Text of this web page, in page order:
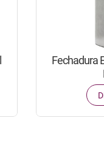
Fechadura